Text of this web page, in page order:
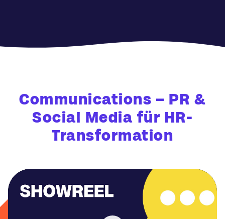
Communications – PR &
Social Media für HR-
Transformation